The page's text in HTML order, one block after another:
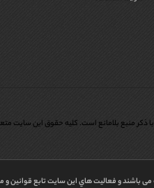
ذکر منبع بلامانع است. کليه حقوق اين سايت
باشند و فعاليت هاي اين سايت تابع قوانين